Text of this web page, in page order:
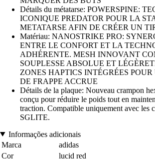
Détails du métatarse: POWERSPINE:
ICONIQUE PREDATOR POUR LA
METATARSE AFIN DE CRÉER UN
Matériau: NANOSTRIKE PRO:
ENTRE LE CONFORT ET LA
ADHÉRENTE. MESH INNOVANT
SOUPLESSE ABSOLUE ET
ZONES HAPTICS INTÉGRÉES
DE FRAPPE ACCRUE
Détails de la plaque: Nouveau crampon
conçu pour réduire le poids tout en
traction. Compatible uniquement avec les
SGLITE.
Informações adicionais
Marca
adidas
Cor
lucid red